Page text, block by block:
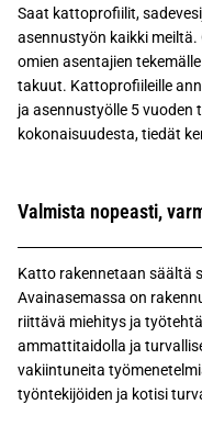
Saat kattoprofiilit,
asennustyön kaikki
omien asentajien
takuut. Kattoprofiileille
ja asennustyölle 5
kokonaisuudesta, tiedät
Valmista nopeasti,
Katto rakennetaan säältä
Avainasemassa on
riittävä miehitys ja
ammattitaidolla ja
vakiintuneita
työntekijöiden ja kotisi